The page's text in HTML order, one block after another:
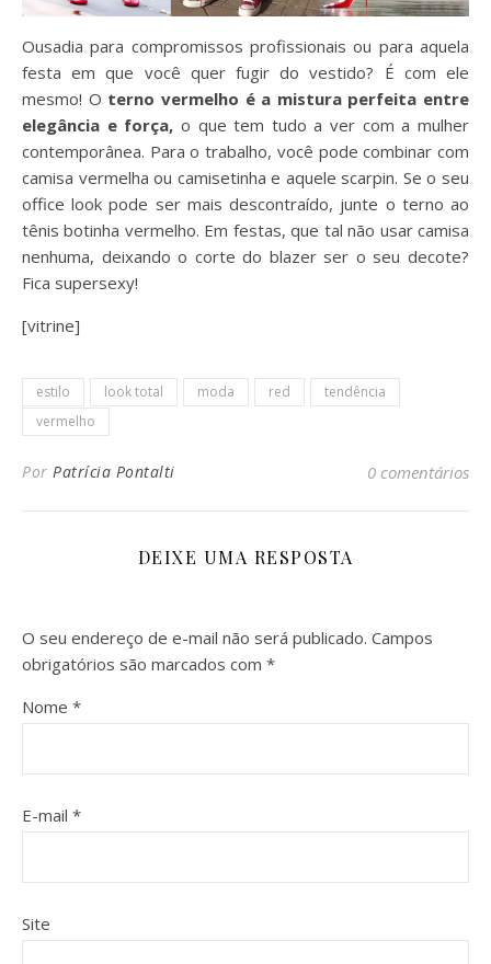
Ousadia para compromissos profissionais ou para aquela
festa em que você quer fugir do vestido? É com ele
mesmo! O terno vermelho é a mistura perfeita entre
elegância e força, o que tem tudo a ver com a mulher
contemporânea. Para o trabalho, você pode combinar com
camisa vermelha ou camisetinha e aquele scarpin. Se o seu
office look pode ser mais descontraído, junte o terno ao
tênis botinha vermelho. Em festas, que tal não usar camisa
nenhuma, deixando o corte do blazer ser o seu decote?
Fica supersexy!
[vitrine]
estilo look total moda red
tendência
vermelho
Por Patrícia Pontalti 0 comentários
DEIXE UMA RESPOSTA
O seu endereço de e-mail não será publicado. Campos
obrigatórios são marcados com *
Nome *
E-mail *
Site